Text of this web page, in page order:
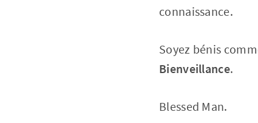
connaissance.
Soyez bénis
Bienveillance.
Blessed Man.